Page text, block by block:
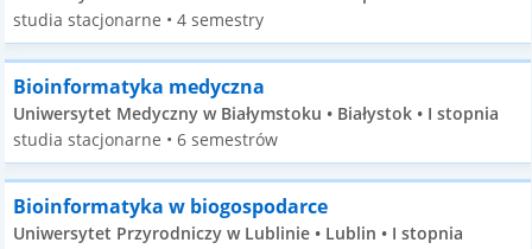
studia stacjonarne • 4 semestry
Bioinformatyka medyczna
Uniwersytet Medyczny w Białymstoku • Białystok • I stopnia
studia stacjonarne • 6 semestrów
Bioinformatyka w biogospodarce
Uniwersytet Przyrodniczy w Lublinie • Lublin • I stopnia